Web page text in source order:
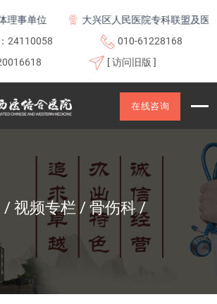
事单位
大兴区人民医院专科联盟及医联
24110058
010-61228168
[ 访问旧版 ]
在线咨询
视频专栏 骨伤科